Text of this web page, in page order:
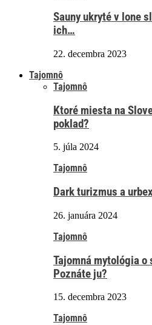
Sauny ukryté v lone
ich…
22. decembra 2023
Tajomnô
Tajomnô
Ktoré miesta na
poklad?
5. júla 2024
Tajomnô
Dark turizmus a
26. januára 2024
Tajomnô
Tajomná mytológia o
Poznáte ju?
15. decembra 2023
Tajomnô